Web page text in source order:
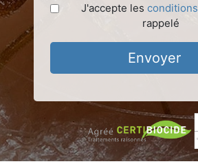
J'accepte les conditions
rappelé
Envoyer